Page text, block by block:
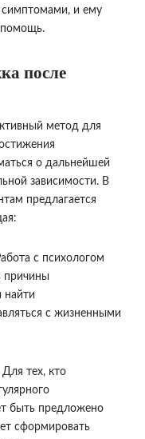
симптомами, и ему
помощь.
после
метод для
о дальнейшей
зависимости. В
предлагается
с психологом
причины
найти
с жизненными
Для тех, кто
быть предложено
сформировать